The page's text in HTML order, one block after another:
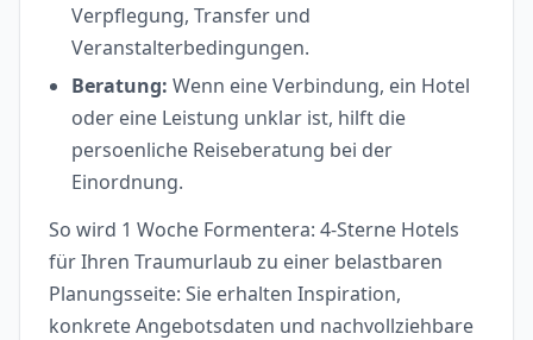
Verpflegung, Transfer und
Veranstalterbedingungen.
Beratung: Wenn eine Verbindung, ein Hotel
oder eine Leistung unklar ist, hilft die
persoenliche Reiseberatung bei der
Einordnung.
So wird 1 Woche Formentera: 4-Sterne Hotels
für Ihren Traumurlaub zu einer belastbaren
Planungsseite: Sie erhalten Inspiration,
konkrete Angebotsdaten und nachvollziehbare